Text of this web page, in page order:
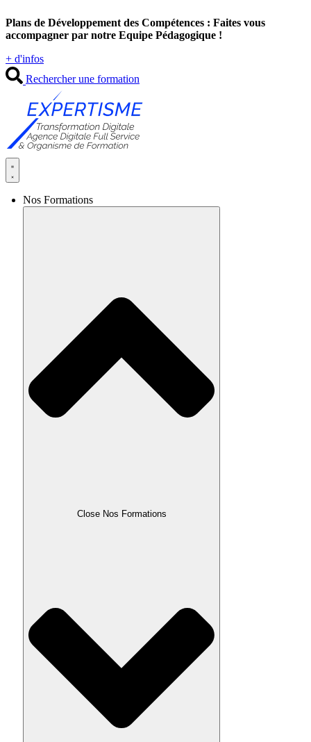
au
contenu
Plans de Développement des Compétences : Faites vous
accompagner par notre Equipe Pédagogique !
+ d'infos
Rechercher une formation
Nos Formations
Close Nos Formations